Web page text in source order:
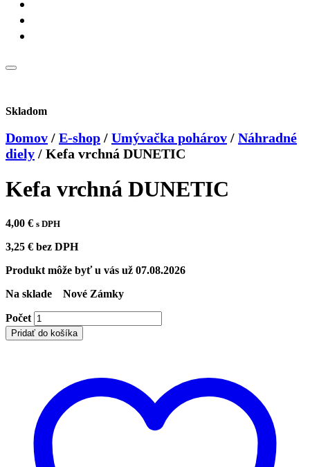
Skladom
Domov / E-shop / Umývačka pohárov / Náhradné
diely / Kefa vrchná DUNETIC
Kefa vrchná DUNETIC
4,00 € s DPH
3,25 € bez DPH
Produkt môže byť u vás už 07.08.2026
Na sklade
Nové Zámky
Počet
Pridať do košíka